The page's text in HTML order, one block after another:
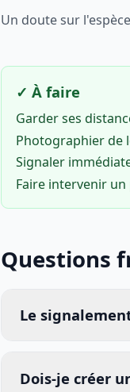
Un doute sur
✓ À faire
Garder ses
Photographier de
Signaler
Faire intervenir
Questions
Le
Dois-je créer